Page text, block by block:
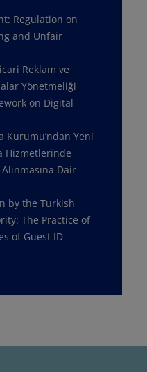
Regulation on
and Unfair
Reklam ve
Yönetmeliği
on Digital
Kurumu’ndan Yeni
Hizmetlerinde
Dair
by the Turkish
The Practice of
of Guest ID